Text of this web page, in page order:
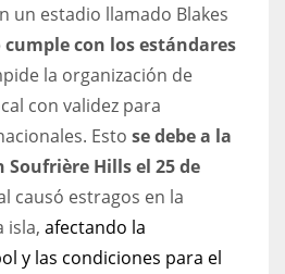
un estadio llamado Blakes
cumple con los estándares
la organización de
con validez para
Esto se debe a la
Hills el 25 de
causó estragos en la
isla, afectando la
y las condiciones para el